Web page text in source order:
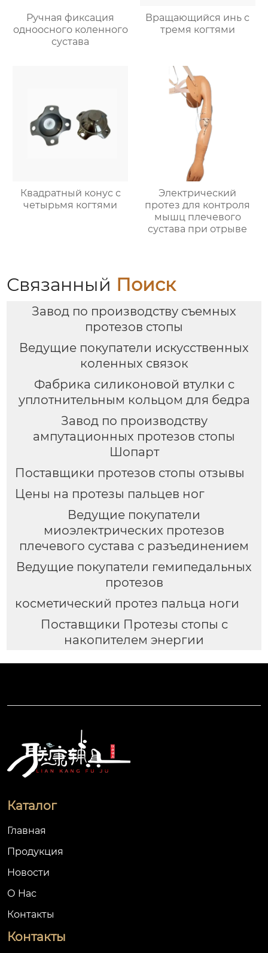
Ручная фиксация
одноосного коленного
сустава
Вращающийся инь с
тремя когтями
Квадратный конус с
четырьмя когтями
Электрический
протез для контроля
мышц плечевого
сустава при отрыве
Связанный Поиск
Завод по производству съемных
протезов стопы
Ведущие покупатели искусственных
коленных связок
Фабрика силиконовой втулки с
уплотнительным кольцом для бедра
Завод по производству
ампутационных протезов стопы
Шопарт
Поставщики протезов стопы отзывы
Цены на протезы пальцев ног
Ведущие покупатели
миоэлектрических протезов
плечевого сустава с разъединением
Ведущие покупатели гемипедальных
протезов
косметический протез пальца ноги
Поставщики Протезы стопы с
накопителем энергии
Каталог
Главная
Продукция
Новости
О Hас
Контакты
Контакты